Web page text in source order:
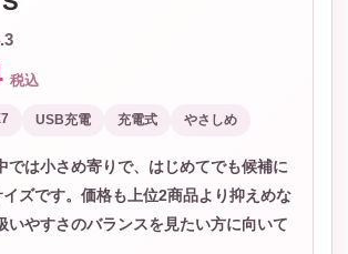
税込
USB充電 充電式 やさしめ
では小さめ寄りで、はじめてでも候補に
イズです。価格も上位2商品より抑えめな
いやすさのバランスを見たい方に向いて